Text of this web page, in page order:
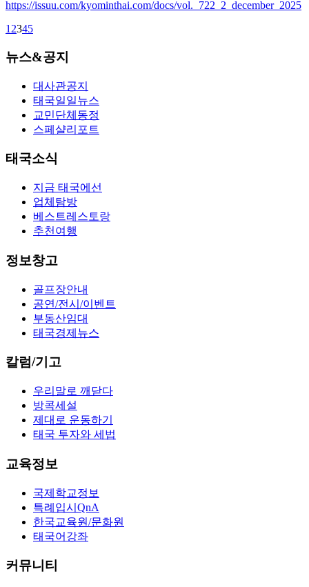
https://issuu.com/kyominthai.com/docs/vol._722_2_december_2025
1 2345
뉴스&공지
대사관공지
태국일일뉴스
교민단체동정
스페샬리포트
태국소식
지금 태국에선
업체탐방
베스트레스토랑
추천여행
정보창고
골프장안내
공연/전시/이벤트
부동산임대
태국경제뉴스
칼럼/기고
우리말로 깨닫다
방콕세설
제대로 운동하기
태국 투자와 세법
교육정보
국제학교정보
특례입시QnA
한국교육원/문화원
태국어강좌
커뮤니티